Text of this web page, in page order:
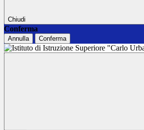
Chiudi
Conferma
Annulla Conferma